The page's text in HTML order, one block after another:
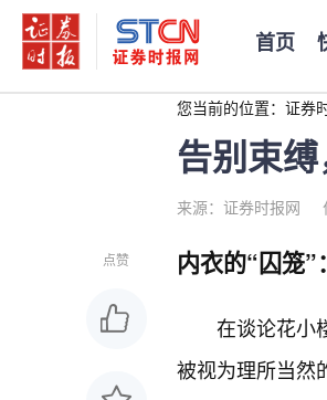
首页
您当前的位置： 证券
告别束
来源：证券时报网
点赞 内衣的“囚笼”
在谈论花小
被视为理所当然